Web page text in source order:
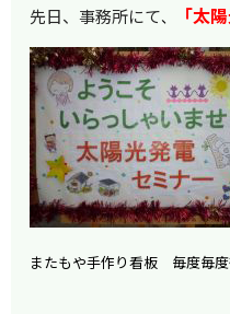
先日、事務所にて、 「太
またもや手作り看板 毎度毎